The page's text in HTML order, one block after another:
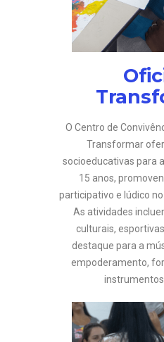
O Centro de
Transformar
socioeducativas para
15 anos,
participativo e lúdico
As atividades
culturais,
destaque para a
empoderamento,
instrumentos